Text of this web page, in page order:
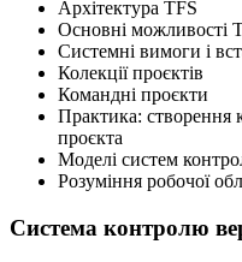
Архітектура TFS
Основні можливості
Системні вимоги і
Колекції проєктів
Командні проєкти
Практика: створення
проєкта
Моделі систем
Розуміння робочої
Система контролю